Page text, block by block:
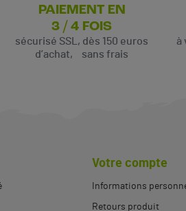
PAIEMENT EN
3 / 4 FOIS
sécurisé SSL, dès 150 euros
d’achat, sans frais
à
Votre compte
Informations
Retours produit